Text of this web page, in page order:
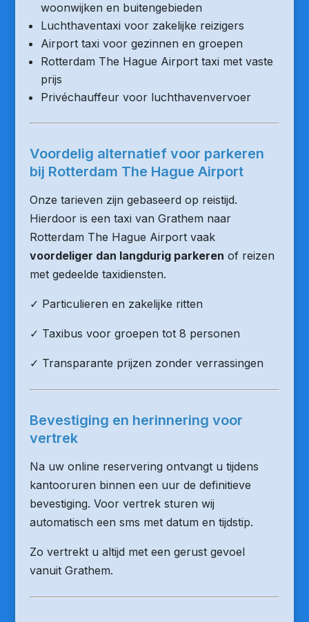
woonwijken en buitengebieden
Luchthaventaxi voor zakelijke reizigers
Airport taxi voor gezinnen en groepen
Rotterdam The Hague Airport taxi met vaste
prijs
Privéchauffeur voor luchthavenvervoer
Voordelig alternatief voor parkeren
bij Rotterdam The Hague Airport
Onze tarieven zijn gebaseerd op reistijd.
Hierdoor is een taxi van Grathem naar
Rotterdam The Hague Airport vaak
voordeliger dan langdurig parkeren of reizen
met gedeelde taxidiensten.
✓ Particulieren en zakelijke ritten
✓ Taxibus voor groepen tot 8 personen
✓ Transparante prijzen zonder verrassingen
Bevestiging en herinnering voor
vertrek
Na uw online reservering ontvangt u tijdens
kantooruren binnen een uur de definitieve
bevestiging. Voor vertrek sturen wij
automatisch een sms met datum en tijdstip.
Zo vertrekt u altijd met een gerust gevoel
vanuit Grathem.